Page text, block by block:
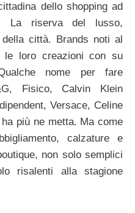
dello shopping ad
La riserva del lusso,
città. Brands noti al
le loro creazioni con su
nome per fare
Fisico, Calvin Klein
Versace, Celine
più ne metta. Ma come
calzature e
non solo semplici
risalenti alla stagione